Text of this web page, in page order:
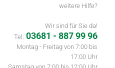
weitere Hilfe?
Wir sind für Sie da!
Tel.
03681 - 887 99 96
Montag - Freitag von 7:00 bis
17:00 Uhr